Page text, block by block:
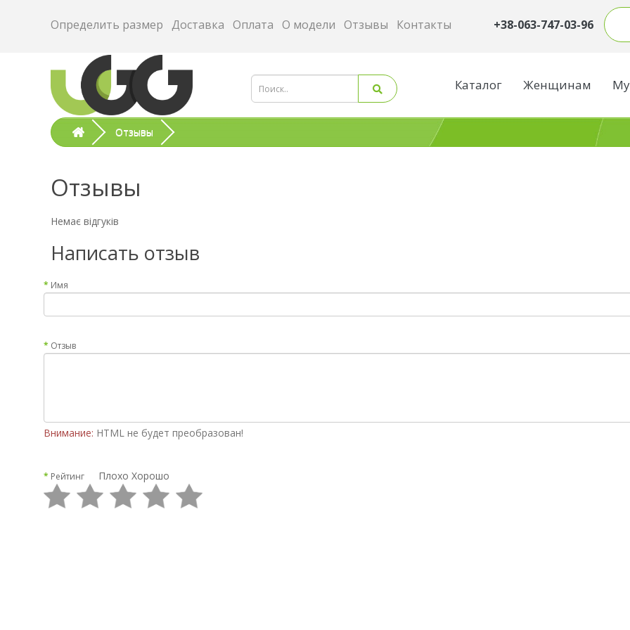
Определить размер Доставка Оплата О модели Отзывы Контакты +38-063-747-03-96
Каталог Женщинам
Отзывы
Отзывы
Немає відгуків
Написать отзыв
Имя
Отзыв
Внимание: HTML не будет преобразован!
Рейтинг Плохо Хорошо